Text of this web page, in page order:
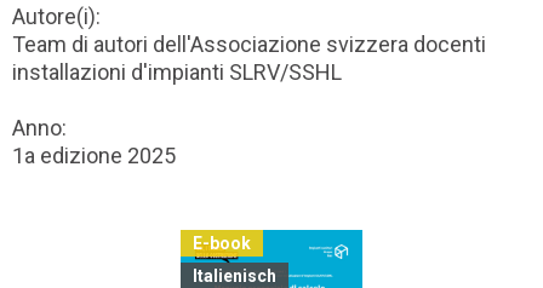
Autore(i):
Team di autori dell'Associazione svizzera docenti
installazioni d'impianti SLRV/SSHL
Anno:
1a edizione 2025
E-book
Italienisch